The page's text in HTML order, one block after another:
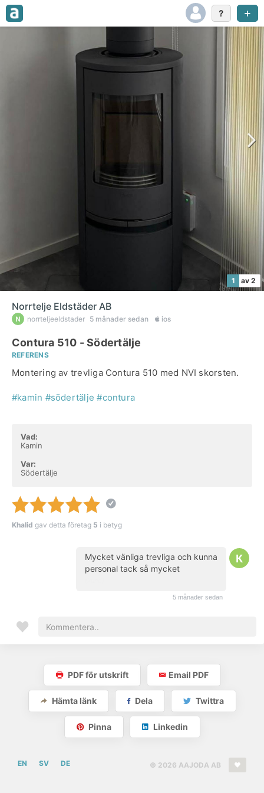
1 av 2
Norrtelje Eldstäder AB
norrteljeeldstader 5 månader sedan ios
Contura 510 - Södertälje
REFERENS
Montering av trevliga Contura 510 med NVI skorsten.
#kamin #södertälje #contura
Vad:
Kamin
Var:
Södertälje
Khalid gav detta företag 5 i betyg
Mycket vänliga trevliga och kunna
personal tack så mycket
5 månader sedan
PDF för utskrift Email PDF
Hämta länk Dela Twittra
Pinna Linkedin
© 2026 AAJODA AB
EN SV DE